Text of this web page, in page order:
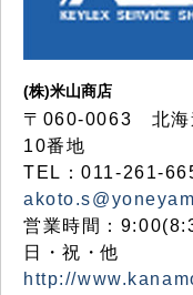
(株)米山商店
〒060-0063 北海
10番地
TEL：011-261-
営業時間：
日・祝・他
http://